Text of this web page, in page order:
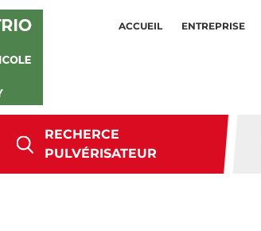
ACCUEIL ENTREPRISE
RECHERCE
PULVÉRISATEUR